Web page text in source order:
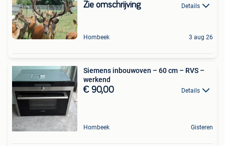
Zie omschrijving Details
Hombeek 3 aug 26
Siemens inbouwoven – 60 cm – RVS –
werkend
€ 90,00 Details
Hombeek Gisteren